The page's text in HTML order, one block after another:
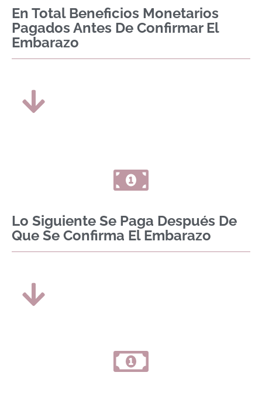
En Total Beneficios Monetarios
Pagados Antes De Confirmar El
Embarazo
Lo Siguiente Se Paga Después De
Que Se Confirma El Embarazo